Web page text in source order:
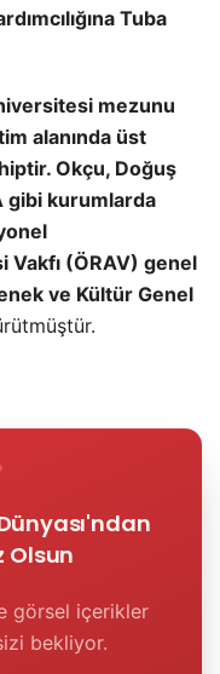
Tuba
mezunu
alanında üst
Okçu, Doğuş
gibi kurumlarda
(ÖRAV) genel
ve Kültür Genel
Olsun
görsel içerikler
bekliyor.